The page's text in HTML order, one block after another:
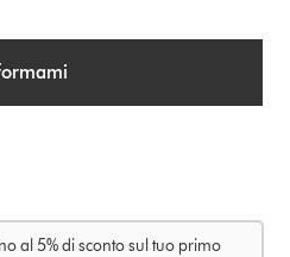
al 5% di sconto sul tuo primo